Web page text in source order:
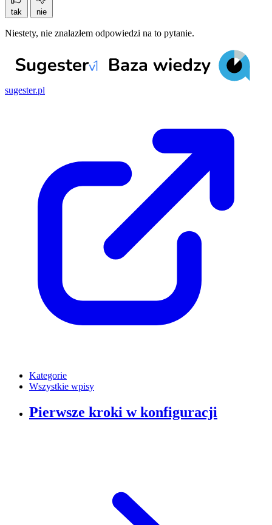
tak nie
Niestety, nie znalazłem odpowiedzi na to pytanie.
sugester.pl
Kategorie
Wszystkie wpisy
Pierwsze kroki w konfiguracji